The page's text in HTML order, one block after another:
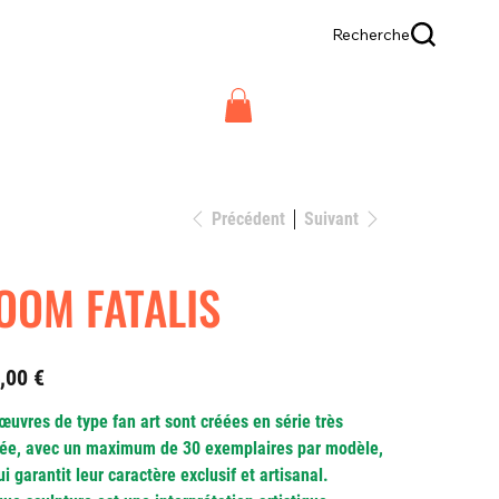
Recherche
Précédent Suivant
FATALIS
€
de type fan art sont créées en série très
avec un maximum de 30 exemplaires par modèle,
garantit leur caractère exclusif et artisanal.